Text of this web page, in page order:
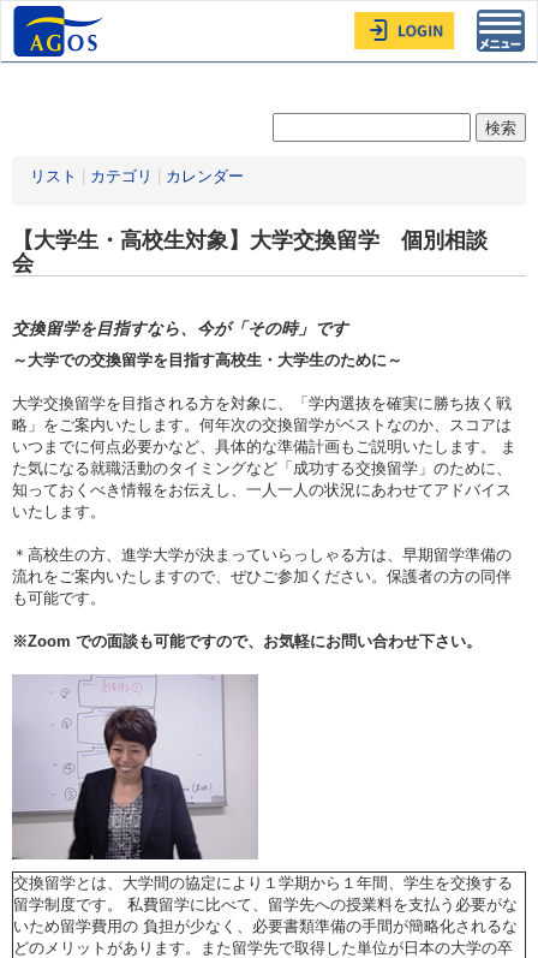
リスト カテゴリ カレンダー
【大学生・高校生対象】大学交換留学 個別相談
会
交換留学を目指すなら、今が「その時」です
～大学での交換留学を目指す高校生・大学生のために～
大学交換留学を目指される方を対象に、「学内選抜を確実に勝ち抜く戦
略」をご案内いたします。何年次の交換留学がベストなのか、スコアは
いつまでに何点必要かなど、具体的な準備計画もご説明いたします。 ま
た気になる就職活動のタイミングなど「成功する交換留学」のために、
知っておくべき情報をお伝えし、一人一人の状況にあわせてアドバイス
いたします。
＊高校生の方、進学大学が決まっていらっしゃる方は、早期留学準備の
流れをご案内いたしますので、ぜひご参加ください。保護者の方の同伴
も可能です。
※Zoom での面談も可能ですので、お気軽にお問い合わせ下さい。
交換留学とは、大学間の協定により１学期から１年間、学生を交換する
留学制度です。 私費留学に比べて、留学先への授業料を支払う必要がな
いため留学費用の 負担が少なく、必要書類準備の手間が簡略化されるな
どのメリットがあります。また留学先で取得した単位が日本の大学の卒